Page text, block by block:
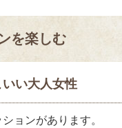
を楽しむ
い大人女性
ョンがあります。